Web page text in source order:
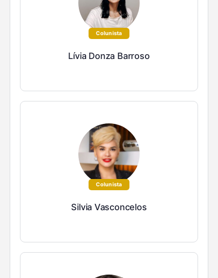
Colunista
Lívia Donza Barroso
Colunista
Silvia Vasconcelos